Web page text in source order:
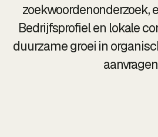
zoekwoordenonderzoek,
Bedrijfsprofiel en lokale
duurzame groei in